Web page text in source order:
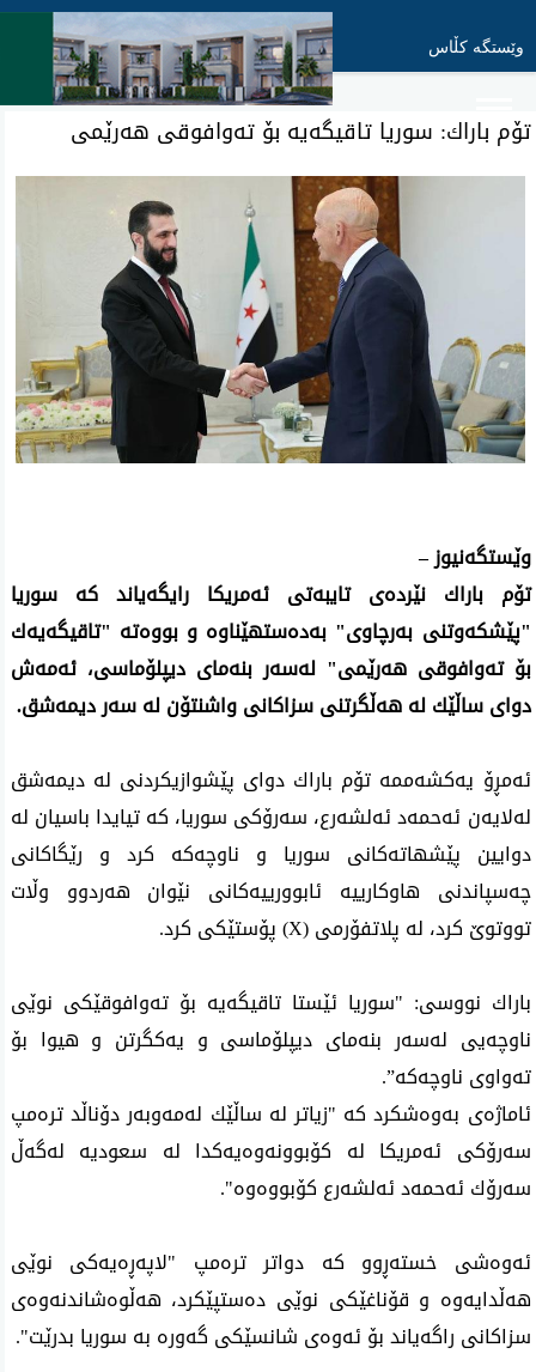
وێستگە کڵاس
تۆم باراك: سوریا تاقیگه‌یه‌ بۆ ته‌وافوقی‌ هه‌رێمی‌
وێستگه‌نیوز –
تۆم باراك نێرده‌ی‌ تایبه‌تی ئه‌مریكا رایگه‌یاند كه‌ سوریا
"پێشكه‌وتنی به‌رچاوی" به‌ده‌ستهێناوه‌ و بووه‌ته‌ "تاقیگه‌یه‌ك
بۆ ته‌وافوقی هه‌رێمی‌" له‌سه‌ر بنه‌مای دیپلۆماسی، ئه‌مه‌ش
دوای ساڵێك له‌ هه‌ڵگرتنی سزاكانی واشنتۆن له‌ سه‌ر دیمه‌شق.
ئه‌مڕۆ یه‌كشه‌ممه‌ تۆم باراك دوای پێشوازیكردنی‌ له‌ دیمه‌شق
له‌لایه‌ن ئه‌حمه‌د ئه‌لشه‌رع، سه‌رۆكی سوریا، كه‌ تیایدا باسیان له‌
دوایین پێشهاته‌كانی سوریا و ناوچه‌كه‌ كرد و رێگاكانی
چه‌سپاندنی‌ هاوكارییه‌ ئابوورییه‌كانی نێوان هه‌ردوو وڵات
تووتوێ كرد، له‌ پلاتفۆرمی (X) پۆستێكی‌ كرد.
باراك نووسی‌: "سوریا ئێستا تاقیگه‌یه‌ بۆ ته‌وافوقێكی نوێی
ناوچه‌یی له‌سه‌ر بنه‌مای دیپلۆماسی و یه‌كگرتن و هیوا بۆ
ته‌واوی ناوچه‌كه‌”.
ئاماژه‌ی به‌وه‌شكرد كه‌ "زیاتر له‌ ساڵێك له‌مه‌وبه‌ر دۆناڵد تره‌مپ
سه‌رۆكی ئه‌مریكا له‌ كۆبوونه‌وه‌یه‌كدا له‌ سعودیه‌ له‌گه‌ڵ
سه‌رۆك ئه‌حمه‌د ئه‌لشه‌رع كۆبووه‌وه‌".
ئه‌وه‌شی‌ خسته‌ڕوو كه‌ دواتر تره‌مپ "لاپه‌ڕه‌یه‌كی نوێی
هه‌ڵدایه‌وه‌ و قۆناغێكی‌ نوێی‌ ده‌ستپێكرد، هه‌ڵوه‌شاندنه‌وه‌ی
سزاكانی راگه‌یاند بۆ ئه‌وه‌ی شانسێكی گه‌وره‌ به‌ سوریا بدرێت".